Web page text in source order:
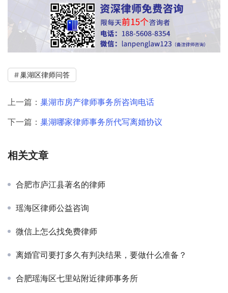
巢湖区律师问答
上一篇： 巢湖市房产律师事务所咨询电话
下一篇： 巢湖哪家律师事务所代写离婚协议
相关文章
合肥市庐江县著名的律师
瑶海区律师公益咨询
微信上怎么找免费律师
离婚官司要打多久有判决结果，要做什么准备？
合肥瑶海区七里站附近律师事务所